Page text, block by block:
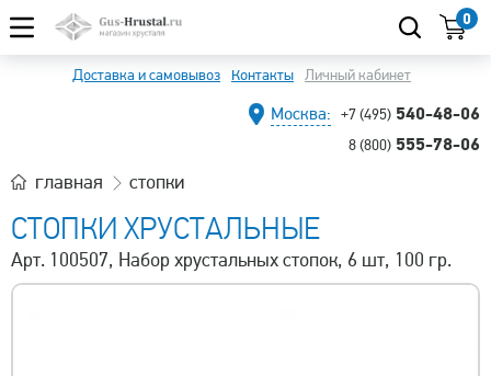
0
Доставка и самовывоз Контакты Личный кабинет
Москва: +7 (495) 540-48-06
8 (800) 555-78-06
главная стопки
СТОПКИ ХРУСТАЛЬНЫЕ
Арт. 100507, Набор хрустальных стопок, 6 шт, 100 гр.